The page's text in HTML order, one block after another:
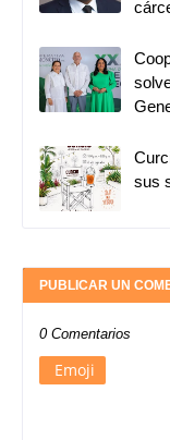
sus
PUBLICAR UN
0 Comentarios
Emoji